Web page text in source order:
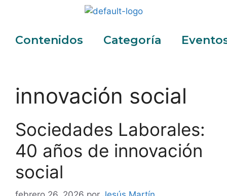
Contenidos Categoría
innovación social
Sociedades Laborales:
40 años de innovación
social